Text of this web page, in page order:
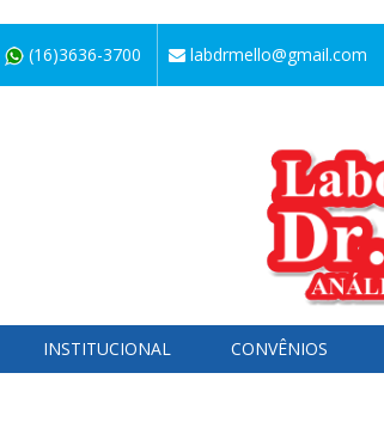
(16)3636-3700 labdrmello@gmail.com
INSTITUCIONAL CONVÊNIOS